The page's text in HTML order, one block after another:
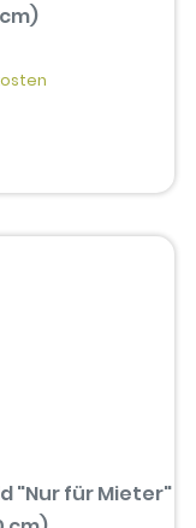
"Nur für Mieter"